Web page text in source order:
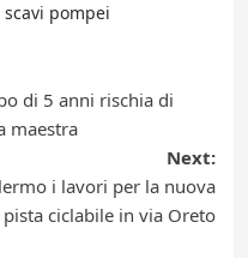
scavi pompei
di 5 anni rischia di
maestra
Next:
i lavori per la nuova
pista ciclabile in via Oreto